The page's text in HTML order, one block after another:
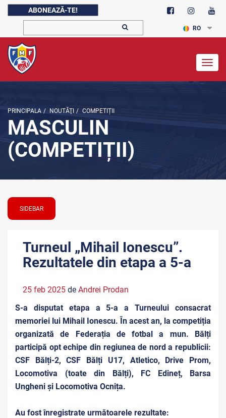
ABONEAZĂ-TE!
RO
PRINCIPALA / NOUTĂŢI / COMPETIȚII
MASCULIN
(COMPETIȚII)
SIDEBAR
Turneul „Mihail Ionescu”.
Rezultatele din etapa a 5-a
25 feb 2025 de Andrei Prodan
S-a disputat etapa a 5-a a Turneului consacrat
memoriei lui Mihail Ionescu. În acest an, la competiția
organizată de Federația de fotbal a mun. Bălți
participă opt echipe din regiunea de nord a republicii:
CSF Bălți-2, CSF Bălți U17, Atletico, Drive Prom,
Locomotiva (toate din Bălți), FC Edineț, Barsa
Ungheni și Locomotiva Ocnița.
Au fost înregistrate următoarele rezultate: